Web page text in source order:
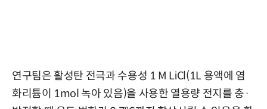
연구팀은 활성탄 전극과 수용성 1 M LiCl(1L 용액에 염
화리튬이 1mol 녹아 있음)을 사용한 열용량 전지를 충·